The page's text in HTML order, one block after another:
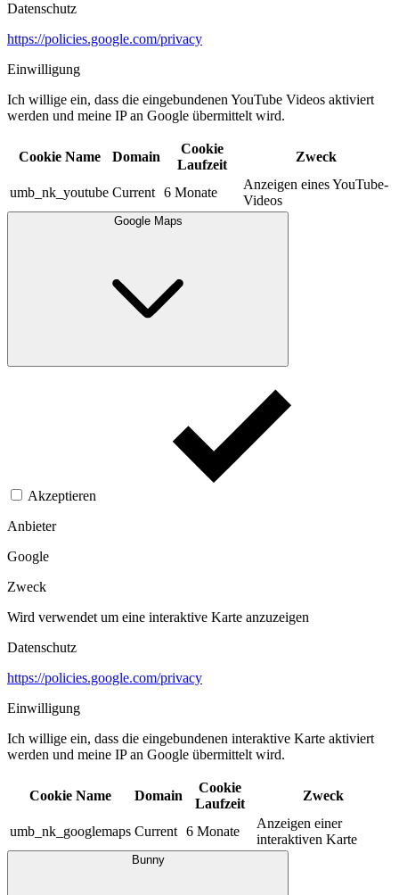
Datenschutz
https://policies.google.com/privacy
Einwilligung
Ich willige ein, dass die eingebundenen YouTube Videos aktiviert
werden und meine IP an Google übermittelt wird.​
Cookie Name Domain
Cookie
Laufzeit
Zweck
umb_nk_youtube Current 6 Monate
Anzeigen eines YouTube-
Videos
Google Maps
Akzeptieren
Anbieter
Google
Zweck
Wird verwendet um eine interaktive Karte anzuzeigen
Datenschutz
https://policies.google.com/privacy
Einwilligung
Ich willige ein, dass die eingebundenen interaktive Karte aktiviert
werden und meine IP an Google übermittelt wird.​
Cookie Name Domain
Cookie
Laufzeit
Zweck
umb_nk_googlemaps Current 6 Monate
Anzeigen einer
interaktiven Karte
Bunny